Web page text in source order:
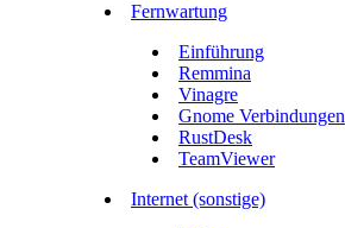
Fernwartung
Einführung
Remmina
Vinagre
Gnome Verbindungen
RustDesk
TeamViewer
Internet (sonstige)